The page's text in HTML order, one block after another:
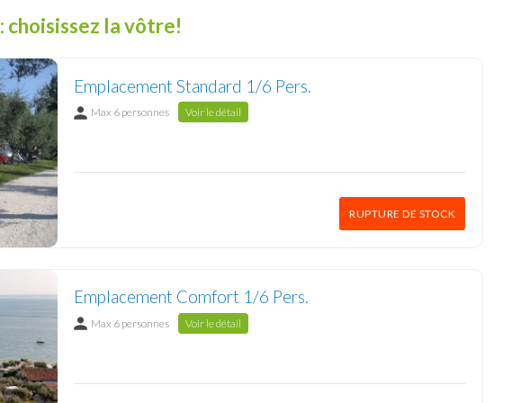
: choisissez la vôtre!
Emplacement Standard 1/6 Pers.
Max 6 personnes Voir le détail
RUPTURE DE STOCK
Emplacement Comfort 1/6 Pers.
Max 6 personnes Voir le détail